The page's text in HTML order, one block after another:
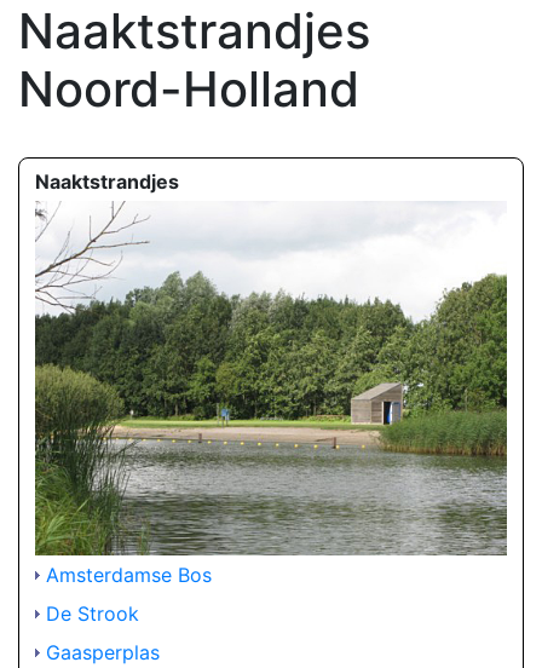
Naaktstrandjes
Noord-Holland
Naaktstrandjes
Amsterdamse Bos
De Strook
Gaasperplas